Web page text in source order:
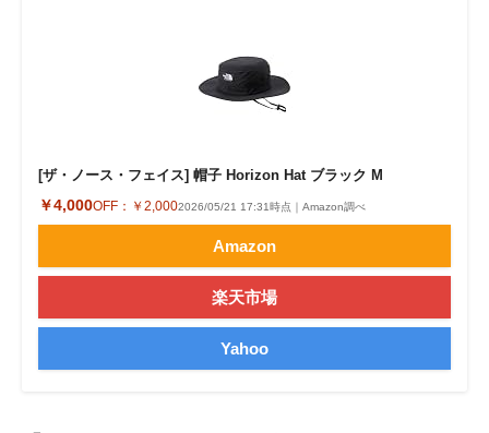
[ザ・ノース・フェイス] 帽子 Horizon Hat ブラック M
￥4,000OFF： ￥2,0002026/05/21 17:31時点｜Amazon調べ
Amazon
楽天市場
Yahoo